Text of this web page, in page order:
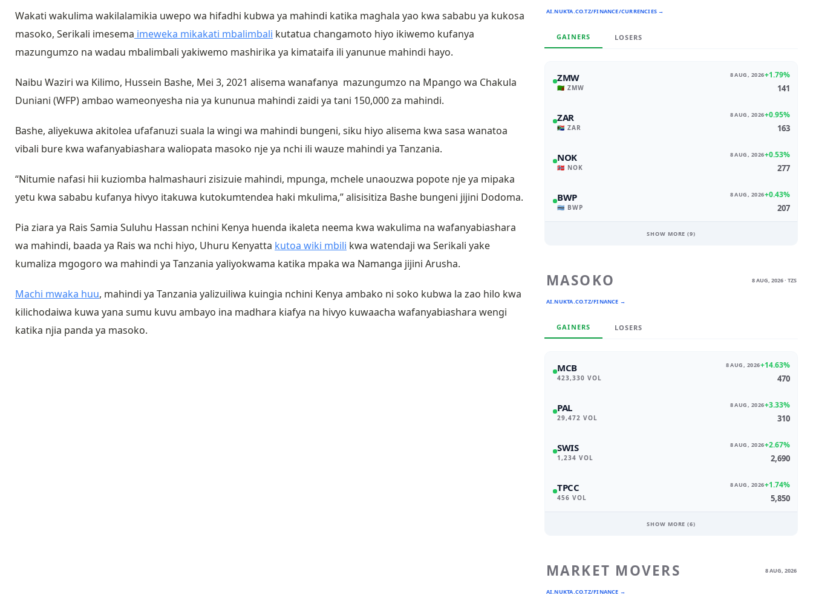
Wakati wakulima wakilalamikia uwepo wa hifadhi kubwa ya mahindi katika maghala yao kwa sababu ya kukosa
masoko, Serikali imesema imeweka mikakati mbalimbali kutatua changamoto hiyo ikiwemo kufanya
mazungumzo na wadau mbalimbali yakiwemo mashirika ya kimataifa ili yanunue mahindi hayo.
Naibu Waziri wa Kilimo, Hussein Bashe, Mei 3, 2021 alisema wanafanya mazungumzo na Mpango wa Chakula
Duniani (WFP) ambao wameonyesha nia ya kununua mahindi zaidi ya tani 150,000 za mahindi.
Bashe, aliyekuwa akitolea ufafanuzi suala la wingi wa mahindi bungeni, siku hiyo alisema kwa sasa wanatoa
vibali bure kwa wafanyabiashara waliopata masoko nje ya nchi ili wauze mahindi ya Tanzania.
“Nitumie nafasi hii kuziomba halmashauri zisizuie mahindi, mpunga, mchele unaouzwa popote nje ya mipaka
yetu kwa sababu kufanya hivyo itakuwa kutokumtendea haki mkulima,” alisisitiza Bashe bungeni jijini Dodoma.
Pia ziara ya Rais Samia Suluhu Hassan nchini Kenya huenda ikaleta neema kwa wakulima na wafanyabiashara
wa mahindi, baada ya Rais wa nchi hiyo, Uhuru Kenyatta kutoa wiki mbili kwa watendaji wa Serikali yake
kumaliza mgogoro wa mahindi ya Tanzania yaliyokwama katika mpaka wa Namanga jijini Arusha.
Machi mwaka huu, mahindi ya Tanzania yalizuiliwa kuingia nchini Kenya ambako ni soko kubwa la zao hilo kwa
kilichodaiwa kuwa yana sumu kuvu ambayo ina madhara kiafya na hivyo kuwaacha wafanyabiashara wengi
katika njia panda ya masoko.
AI.NUKTA.CO.TZ/FINANCE/CURRENCIES →
GAINERS LOSERS
ZMW
🇿🇲 ZMW
8 AUG, 2026+1.79%
141
ZAR
🇿🇦 ZAR
8 AUG, 2026+0.95%
163
NOK
🇳🇴 NOK
8 AUG, 2026+0.53%
277
BWP
🇧🇼 BWP
8 AUG, 2026+0.43%
207
SHOW MORE (9)
MASOKO
AI.NUKTA.CO.TZ/FINANCE →
8 AUG, 2026 · TZS
GAINERS LOSERS
MCB
423,330 VOL
8 AUG, 2026+14.63%
470
PAL
29,472 VOL
8 AUG, 2026+3.33%
310
SWIS
1,234 VOL
8 AUG, 2026+2.67%
2,690
TPCC
456 VOL
8 AUG, 2026+1.74%
5,850
SHOW MORE (6)
MARKET MOVERS
AI.NUKTA.CO.TZ/FINANCE →
8 AUG, 2026